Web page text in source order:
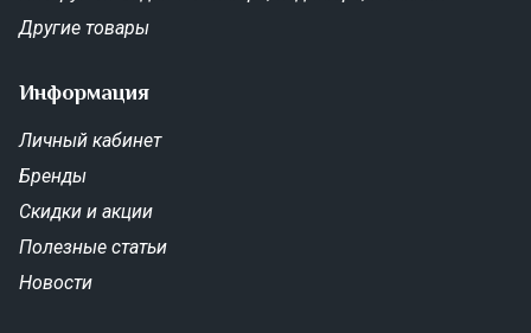
Другие товары
Информация
Личный кабинет
Бренды
Скидки и акции
Полезные статьи
Новости